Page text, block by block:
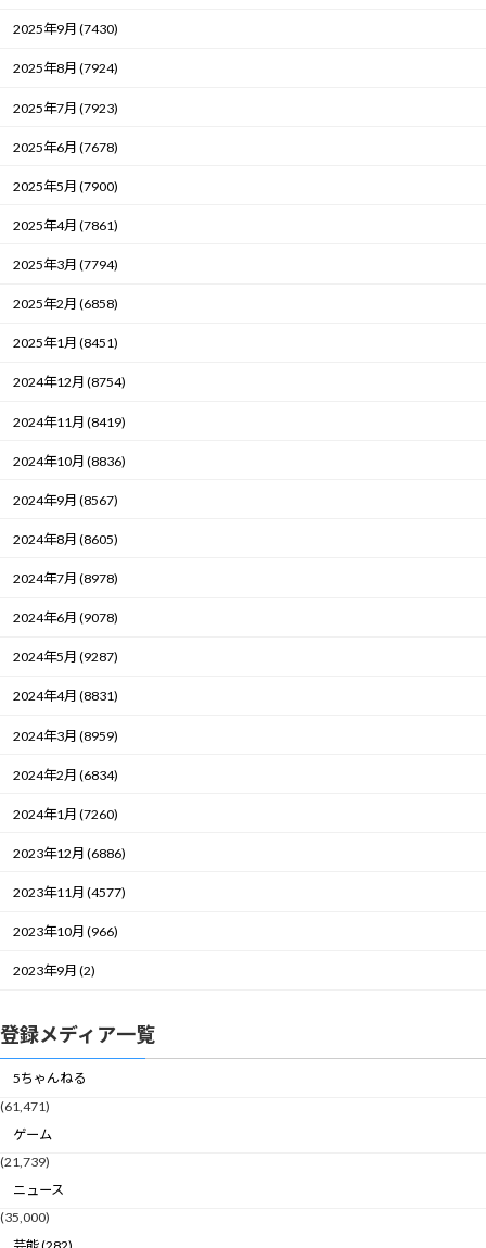
2025年9月 (7430)
2025年8月 (7924)
2025年7月 (7923)
2025年6月 (7678)
2025年5月 (7900)
2025年4月 (7861)
2025年3月 (7794)
2025年2月 (6858)
2025年1月 (8451)
2024年12月 (8754)
2024年11月 (8419)
2024年10月 (8836)
2024年9月 (8567)
2024年8月 (8605)
2024年7月 (8978)
2024年6月 (9078)
2024年5月 (9287)
2024年4月 (8831)
2024年3月 (8959)
2024年2月 (6834)
2024年1月 (7260)
2023年12月 (6886)
2023年11月 (4577)
2023年10月 (966)
2023年9月 (2)
登録メディア一覧
5ちゃんねる
(61,471)
ゲーム
(21,739)
ニュース
(35,000)